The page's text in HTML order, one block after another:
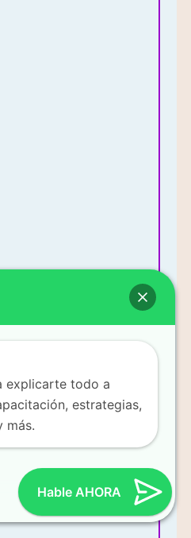
y construir un equipo de
explicarte todo a
estrategias,
más.
Hable AHORA